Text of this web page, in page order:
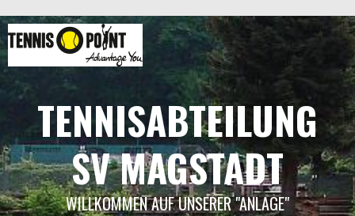
zum
Inhalt
TENNISABTEILUNG
SV MAGSTADT
WILLKOMMEN AUF UNSERER "ANLAGE"